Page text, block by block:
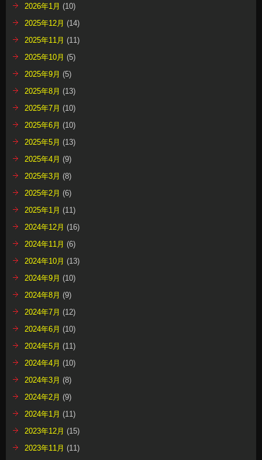
2026年1月 (10)
2025年12月 (14)
2025年11月 (11)
2025年10月 (5)
2025年9月 (5)
2025年8月 (13)
2025年7月 (10)
2025年6月 (10)
2025年5月 (13)
2025年4月 (9)
2025年3月 (8)
2025年2月 (6)
2025年1月 (11)
2024年12月 (16)
2024年11月 (6)
2024年10月 (13)
2024年9月 (10)
2024年8月 (9)
2024年7月 (12)
2024年6月 (10)
2024年5月 (11)
2024年4月 (10)
2024年3月 (8)
2024年2月 (9)
2024年1月 (11)
2023年12月 (15)
2023年11月 (11)